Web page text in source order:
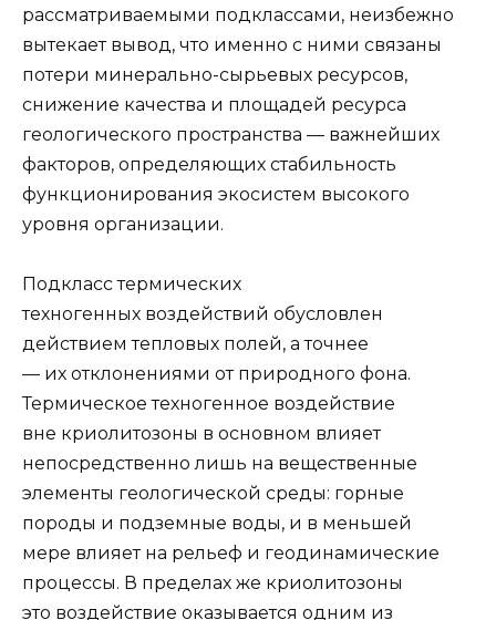
рассматриваемыми подклассами, неизбежно
вытекает вывод, что именно с ними связаны
потери минерально-сырьевых ресурсов,
снижение качества и площадей ре­сурса
геологического пространства — важнейших
факторов, определяющих ста­бильность
функционирования экосистем высокого
уровня организации.
Подкласс термических
техногенных воздействий обусловлен
действием теп­ловых полей, а точнее
— их отклонениями от природного фона.
Термическое техно­генное воздействие
вне криолитозоны в основном влияет
непосредственно лишь на вещественные
элементы геологической среды: горные
породы и подземные во­ды, и в меньшей
мере влияет на рельеф и геодинамические
процессы. В пределах же криолитозоны
это воздействие оказывается одним из